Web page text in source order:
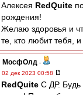
Алексея RedQuite
рождения!
Желаю здоровья и
те, кто любит тебя,
МосфОлд -
02 дек 2023 00:58
RedQuite С ДР. Будь